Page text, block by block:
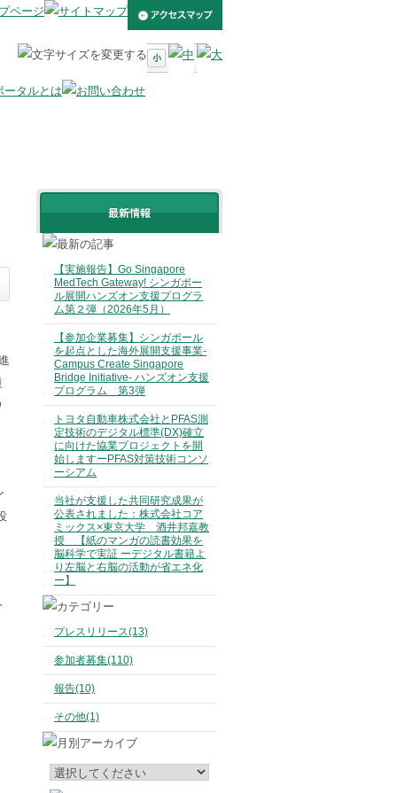
【実施報告】Go Singapore
MedTech Gateway! シンガポー
ル展開ハンズオン支援プログラ
ム第２弾（2026年5月）
【参加企業募集】シンガポール
を起点とした海外展開支援事業-
Campus Create Singapore
Bridge Initiative- ハンズオン支援
プログラム 第3弾
トヨタ自動車株式会社とPFAS測
定技術のデジタル標準(DX)確立
に向けた協業プロジェクトを開
始しますーPFAS対策技術コンソ
ーシアム
当社が支援した共同研究成果が
公表されました：株式会社コア
ミックス×東京大学 酒井邦嘉教
授 【紙のマンガの読書効果を
脳科学で実証 ーデジタル書籍よ
り左脳と右脳の活動が省エネ化
ー】
プレスリリース(13)
参加者募集(110)
報告(10)
その他(1)